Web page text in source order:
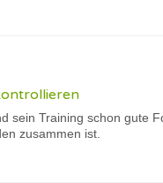
sein Training schon gute
zusammen ist.